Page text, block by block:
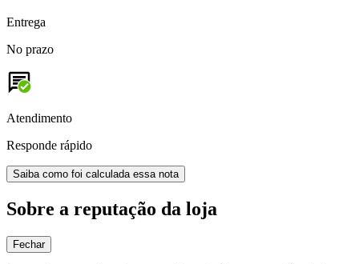
Entrega
No prazo
Atendimento
Responde rápido
Saiba como foi calculada essa nota
Sobre a reputação da loja
Fechar